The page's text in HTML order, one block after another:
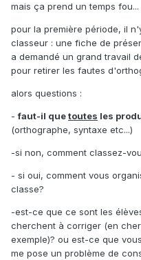
mais ça prend un temps fou...
pour la première période, il
classeur : une fiche de
a demandé un grand travail
pour retirer les fautes
alors questions :
-faut-il quetoutes les
(orthographe, syntaxe etc...)
-si non, comment classez-
- si oui, comment vous
classe?
-est-ce que ce sont les
cherchent à corriger (en
exemple)? ou est-ce que
me pose un problème de